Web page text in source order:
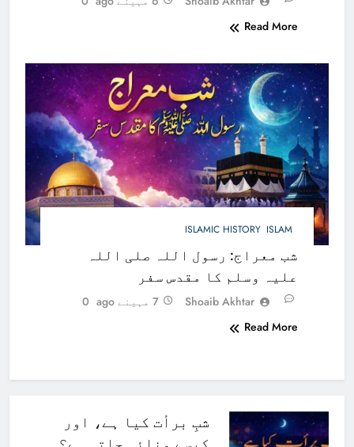
Read More
ISLAM
ISLAMIC HISTORY
شب معراج: رسول اللہ صلی اللہ
علیہ وسلم کا مقدس سفر
Shoaib Akhtar 7 مہینے ago
0
Read More
شبِ برأت کیا ہے، اور